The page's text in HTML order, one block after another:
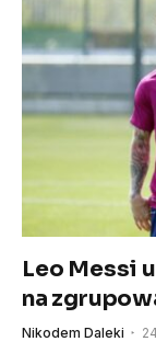
Leo Messi
na
Nikodem Daleki